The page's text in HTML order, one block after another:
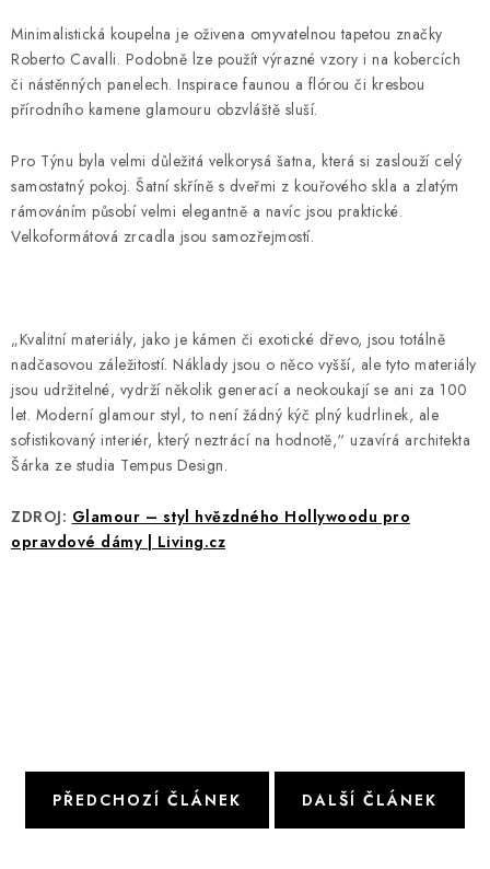
Minimalistická koupelna je oživena omyvatelnou tapetou značky
Roberto Cavalli. Podobně lze použít výrazné vzory i na kobercích
či nástěnných panelech. Inspirace faunou a flórou či kresbou
přírodního kamene glamouru obzvláště sluší.
Pro Týnu byla velmi důležitá velkorysá šatna, která si zaslouží celý
samostatný pokoj. Šatní skříně s dveřmi z kouřového skla a zlatým
rámováním působí velmi elegantně a navíc jsou praktické.
Velkoformátová zrcadla jsou samozřejmostí.
„Kvalitní materiály, jako je kámen či exotické dřevo, jsou totálně
nadčasovou záležitostí. Náklady jsou o něco vyšší, ale tyto materiály
jsou udržitelné, vydrží několik generací a neokoukají se ani za 100
let. Moderní glamour styl, to není žádný kýč plný kudrlinek, ale
sofistikovaný interiér, který neztrácí na hodnotě,“ uzavírá architekta
Šárka ze studia Tempus Design.
ZDROJ: Glamour – styl hvězdného Hollywoodu pro
opravdové dámy | Living.cz
PŘEDCHOZÍ ČLÁNEK DALŠÍ ČLÁNEK